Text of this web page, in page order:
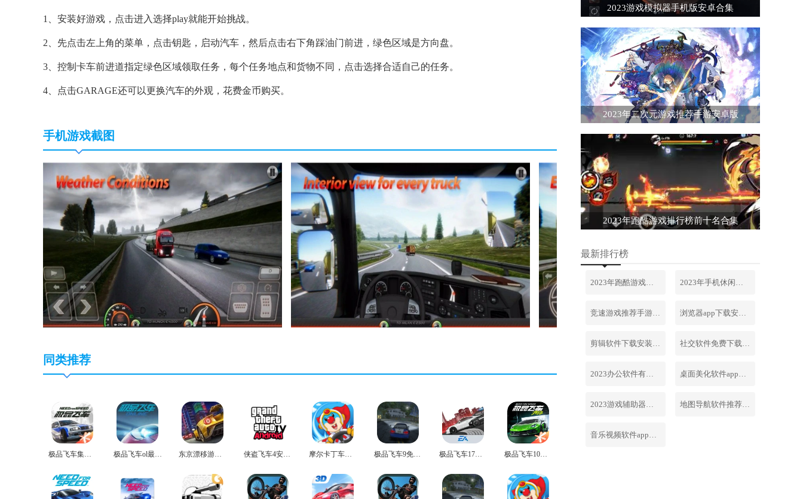
1、安装好游戏，点击进入选择play就能开始挑战。
2、先点击左上角的菜单，点击钥匙，启动汽车，然后点击右下角踩油门前进，绿色区域是方向盘。
3、控制卡车前进道指定绿色区域领取任务，每个任务地点和货物不同，点击选择合适自己的任务。
4、点击GARAGE还可以更换汽车的外观，花费金币购买。
手机游戏截图
同类推荐
极品飞车集结安卓版 极品飞车ol最新版 东京漂移游戏最新版 侠盗飞车4安卓版 摩尔卡丁车官方版 极品飞车9免费版 极品飞车17最高通缉无广告版 极品飞车10中文版
2023游戏模拟器手机版安卓合集
2023年二次元游戏推荐手游安卓版
2023年跑酷游戏排行榜前十名合集
最新排行榜
2023年跑酷游戏排行榜前十名合集 2023年手机休闲游戏排行榜前十名
竞速游戏推荐手游排行榜最新2023 浏览器app下载安装免费官网
剪辑软件下载安装免费手机版 社交软件免费下载安装大全最新
2023办公软件有哪些合集软件 桌面美化软件app下载安卓版
2023游戏辅助器软件大全免费 地图导航软件推荐下载安装手机版
音乐视频软件app下载安装免费